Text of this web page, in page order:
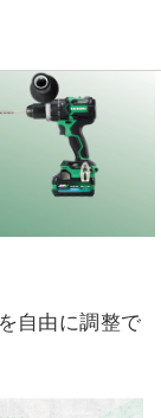
自由に調整で